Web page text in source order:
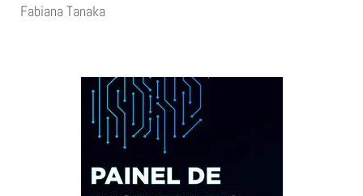
Fabiana Tanaka